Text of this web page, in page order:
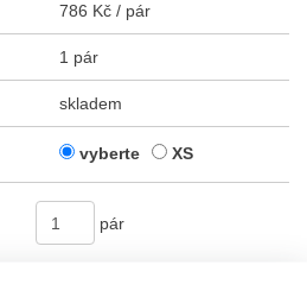
786 Kč / pár
1 pár
skladem
vyberte XS
pár